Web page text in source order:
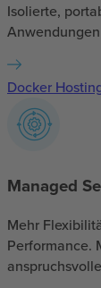
Isolierte,
Docker
Managed
Mehr
Performance.